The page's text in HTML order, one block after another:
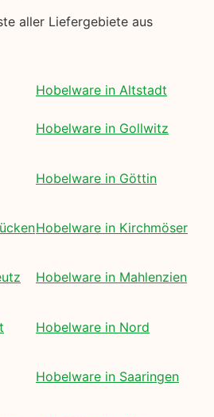
aller Liefergebiete aus
Hobelware in Altstadt
Hobelware in Gollwitz
Hobelware in Göttin
Hobelware in Kirchmöser
Hobelware in Mahlenzien
Hobelware in Nord
Hobelware in Saaringen